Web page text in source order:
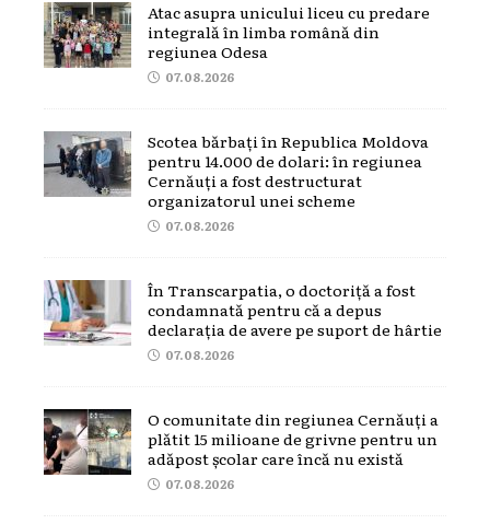
Atac asupra unicului liceu cu predare
integrală în limba română din
regiunea Odesa
07.08.2026
Scotea bărbați în Republica Moldova
pentru 14.000 de dolari: în regiunea
Cernăuți a fost destructurat
organizatorul unei scheme
07.08.2026
În Transcarpatia, o doctoriță a fost
condamnată pentru că a depus
declarația de avere pe suport de hârtie
07.08.2026
O comunitate din regiunea Cernăuți a
plătit 15 milioane de grivne pentru un
adăpost școlar care încă nu există
07.08.2026